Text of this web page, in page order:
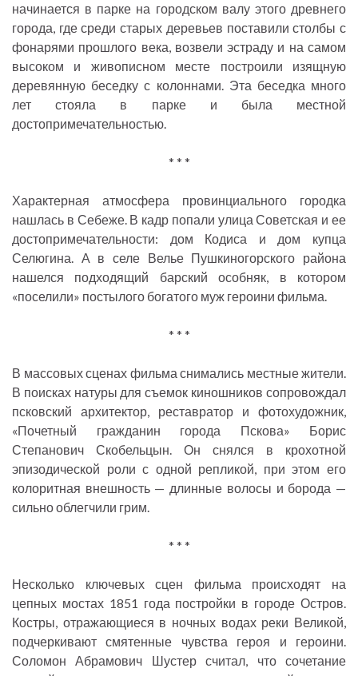
начинается в парке на городском валу этого древнего
города, где среди старых деревьев поставили столбы с
фонарями прошлого века, возвели эстраду и на самом
высоком и живописном месте построили изящную
деревянную беседку с колоннами. Эта беседка много
лет стояла в парке и была местной
достопримечательностью.
* * *
Характерная атмосфера провинциального городка
нашлась в Себеже. В кадр попали улица Советская и ее
достопримечательности: дом Кодиса и дом купца
Селюгина. А в селе Велье Пушкиногорского района
нашелся подходящий барский особняк, в котором
«поселили» постылого богатого муж героини фильма.
* * *
В массовых сценах фильма снимались местные жители.
В поисках натуры для съемок киношников сопровождал
псковский архитектор, реставратор и фотохудожник,
«Почетный гражданин города Пскова» Борис
Степанович Скобельцын. Он снялся в крохотной
эпизодической роли с одной репликой, при этом его
колоритная внешность — длинные волосы и борода —
сильно облегчили грим.
* * *
Несколько ключевых сцен фильма происходят на
цепных мостах 1851 года постройки в городе Остров.
Костры, отражающиеся в ночных водах реки Великой,
подчеркивают смятенные чувства героя и героини.
Соломон Абрамович Шустер считал, что сочетание